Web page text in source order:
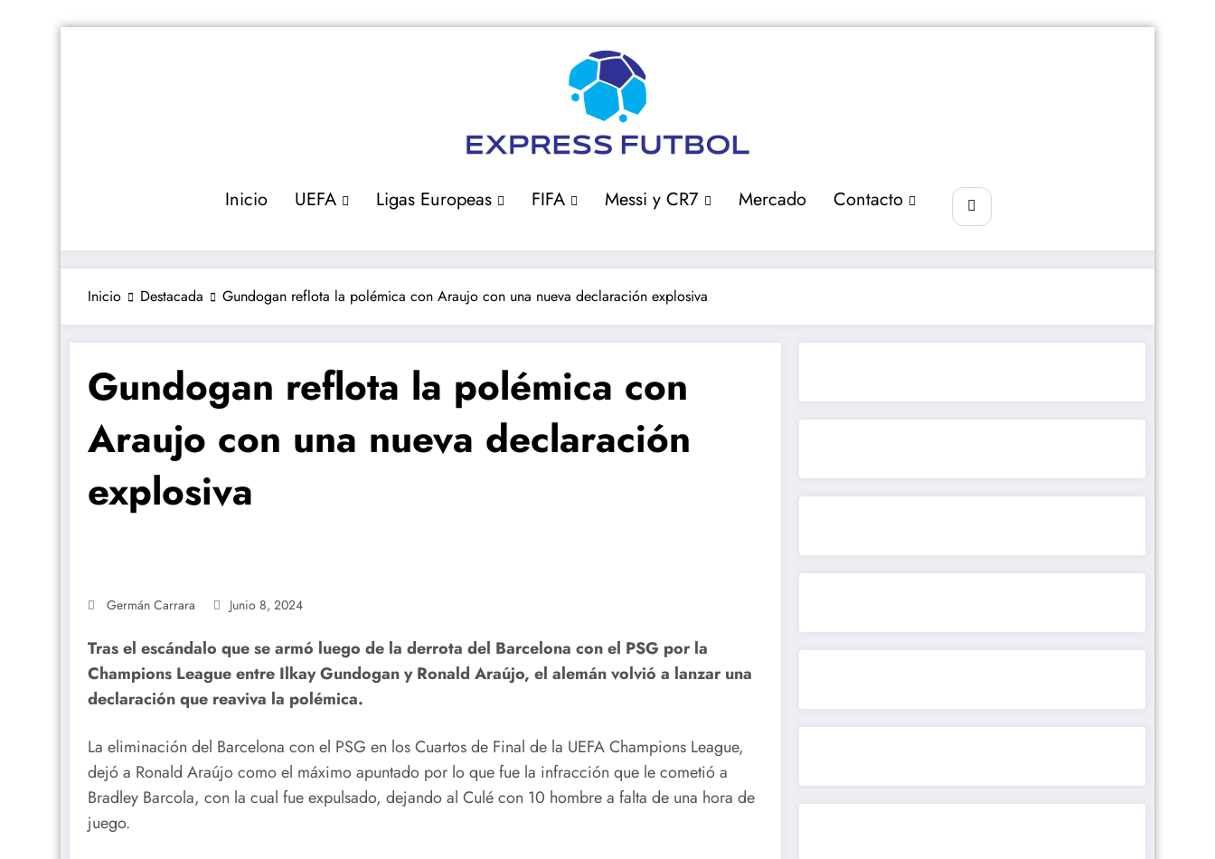
Inicio UEFA Ligas Europeas FIFA Messi y CR7 Mercado Contacto
Inicio Destacada Gundogan reflota la polémica con Araujo con una nueva declaración explosiva
Gundogan reflota la polémica con
Araujo con una nueva declaración
explosiva
Germán Carrara Junio 8, 2024
Tras el escándalo que se armó luego de la derrota del Barcelona con el PSG por la
Champions League entre Ilkay Gundogan y Ronald Araújo, el alemán volvió a lanzar una
declaración que reaviva la polémica.
La eliminación del Barcelona con el PSG en los Cuartos de Final de la UEFA Champions League,
dejó a Ronald Araújo como el máximo apuntado por lo que fue la infracción que le cometió a
Bradley Barcola, con la cual fue expulsado, dejando al Culé con 10 hombre a falta de una hora de
juego.